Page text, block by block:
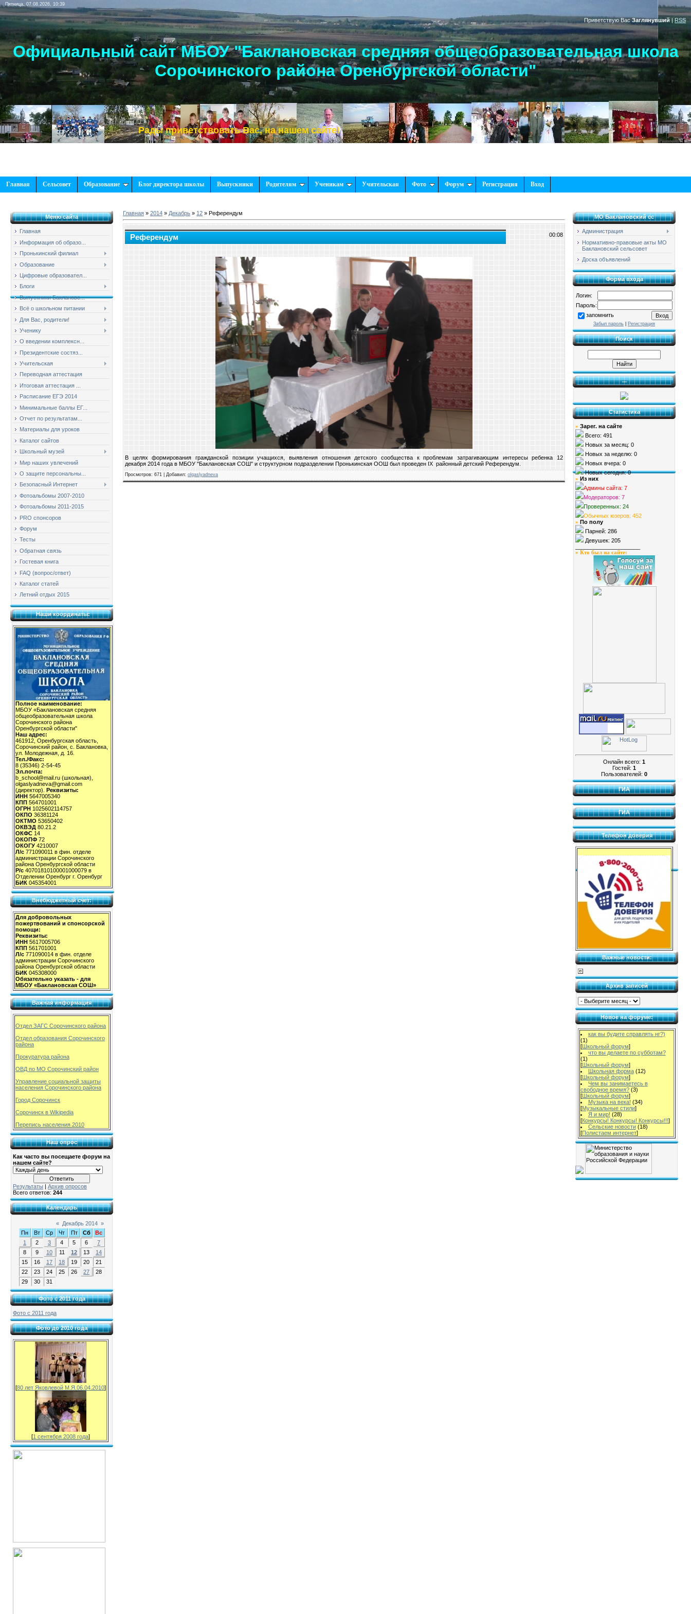
Пятница, 07.08.2026, 10:39
Приветствую Вас Заглянувший | RSS
Официальный сайт МБОУ "Баклановская средняя общеобразовательная школа
Сорочинского района Оренбургской области"
Рады приветствовать Вас, на нашем сайте!
Главная Сельсовет Образование Блог директора школы Выпускники Родителям Ученикам Учительская Фото Форум Регистрация Вход
Меню сайта
Главная
Информация об образо...
Пронькинский филиал
Образование
Цифровые образовател...
Блоги
Выпускники Баклановс...
Всё о школьном питании
Для Вас, родители!
Ученику
О введении комплексн...
Президентские состяз...
Учительская
Переводная аттестация
Итоговая аттестация ...
Расписание ЕГЭ 2014
Минимальные баллы ЕГ...
Отчет по результатам...
Материалы для уроков
Каталог сайтов
Школьный музей
Мир наших увлечений
О защите персональны...
Безопасный Интернет
Фотоальбомы 2007-2010
Фотоальбомы 2011-2015
PRO спонсоров
Форум
Тесты
Обратная связь
Гостевая книга
FAQ (вопрос/ответ)
Каталог статей
Летний отдых 2015
Наши координаты:
Полное наименование:
МБОУ «Баклановская средняя
общеобразовательная школа
Сорочинского района
Оренбургской области"
Наш адрес:
461912, Оренбургская область,
Сорочинский район, с. Баклановка,
ул. Молодежная, д. 16.
Тел./Факс:
8 (35346) 2-54-45
Эл.почта:
b_school@mail.ru (школьная),
olgaslyadneva@gmail.com
(директор). Реквизиты:
ИНН 5647005340
КПП 564701001
ОГРН 1025602114757
ОКПО 36381124
ОКТМО 53650402
ОКВЭД 80.21.2
ОКФС 14
ОКОПФ 72
ОКОГУ 4210007
Л/с 771090011 в фин. отделе
администрации Сорочинского
района Оренбургской области
Р/с 40701810100001000079 в
Отделении Оренбург г. Оренбург
БИК 045354001
Внебюджетный счет:
Для добровольных
пожертвований и спонсорской
помощи:
Реквизиты:
ИНН 5617005706
КПП 561701001
Л/с 771090014 в фин. отделе
администрации Сорочинского
района Оренбургской области
БИК 045308000
Обязательно указать - для
МБОУ «Баклановская СОШ»
Важная информация
Отдел ЗАГС Сорочинского района
Отдел образования Сорочинского
района
Прокуратура района
ОВД по МО Сорочинский район
Управление социальной защиты
населения Сорочинского района
Город Сорочинск
Сорочинск в Wikipedia
Перепись населения 2010
Наш опрос
Как часто вы посещаете форум на
нашем сайте?
Результаты
Архив опросов
Всего ответов: 244
Календарь
« Декабрь 2014 »
Пн
Вт Ср Чт Пт Сб
Вс
1
2 3 4 5 6
7
8
9 10 11 12 13
14
15
16 17 18 19 20
21
22
23 24 25 26 27
28
29
30 31
Фото с 2011 года
Фото с 2011 года
Фото до 2010 года
[80 лет Яковлевой М.Я.06.04.2010]
[1 сентября 2008 года]
Главная » 2014 » Декабрь » 12 » Референдум
Референдум 00:08
В целях формирования гражданской позиции учащихся, выявления отношения детского сообщества к проблемам затрагивающим интересы ребенка 12
декабря 2014 года в МБОУ "Баклановская СОШ" и структурном подразделении Пронькинская ООШ был проведен IX районный детский Референдум.
Просмотров: 671 | Добавил: olgaslyadneva
МО Баклановский сс
Администрация
Нормативно-правовые акты МО
Баклановский сельсовет
Доска объявлений
Форма входа
Логин:
Пароль:
запомнить
Забыл пароль Регистрация
Поиск
...
Статистика
» Зарег. на сайте
Всего: 491
Новых за месяц: 0
Новых за неделю: 0
Новых вчера: 0
Новых сегодня: 0
» Из них
Админы сайта: 7
Модераторов: 7
Проверенных: 24
Обычных юзеров: 452
» По полу
Парней: 286
Девушек: 205
» Кто был на сайте:
Онлайн всего: 1
Гостей: 1
Пользователей: 0
ГИА
ГИА
Телефон доверия
Важные новости:
Архив записей
Новое на форуме:
как вы будите справлять нг?)
(1)
[Школьный форум]
что вы делаете по субботам?
(1)
[Школьный форум]
Школьная форма (12)
[Школьный форум]
Чем вы занимаетесь в
свободное время? (3)
[Школьный форум]
Музыка на века! (34)
[Музыкальные стили]
Я и мир! (28)
[Конкурсы! Конкурсы! Конкурсы!!!]
Сельские новости (18)
[Полистаем интернет]